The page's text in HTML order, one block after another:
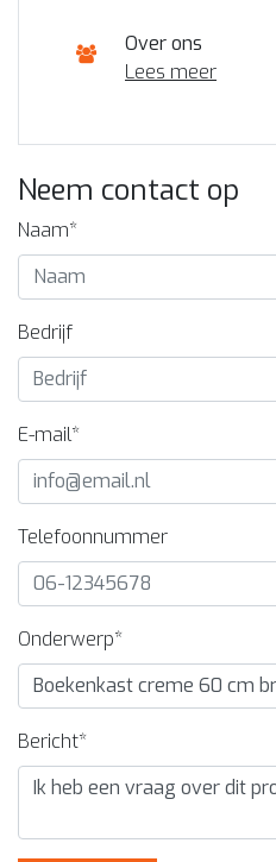
Over ons
Lees meer
Neem contact op
Naam*
Bedrijf
E-mail*
Telefoonnummer
Onderwerp*
Bericht*